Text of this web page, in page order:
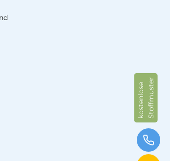
kostenloseStoffmuster